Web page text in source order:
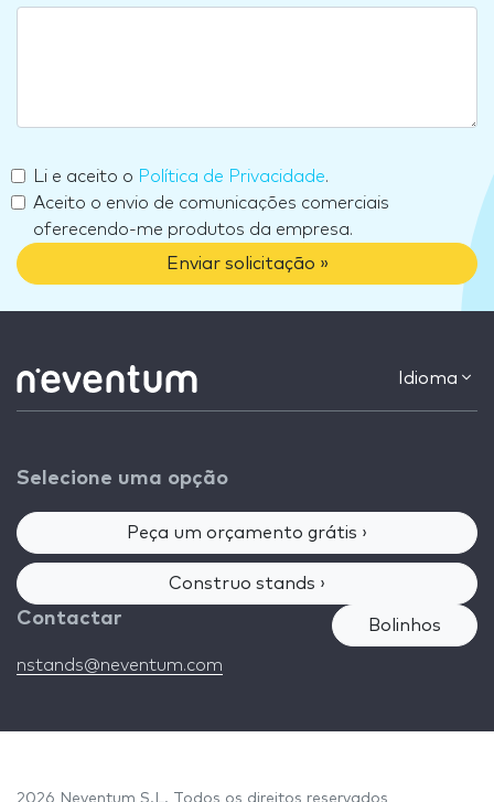
Li e aceito o Política de Privacidade.
Aceito o envio de comunicações comerciais
oferecendo-me produtos da empresa.
Enviar solicitação »
Idioma
Selecione uma opção
Peça um orçamento grátis ›
Construo stands ›
Contactar
nstands@neventum.com
Bolinhos